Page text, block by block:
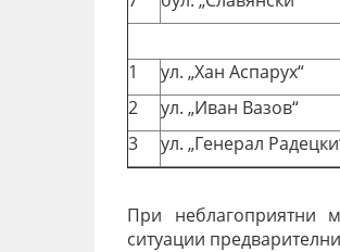
1
ул. „Хан Аспарух“
2
ул. „Иван Вазов“
3
ул. „Генерал
При неблагоприятни
ситуации